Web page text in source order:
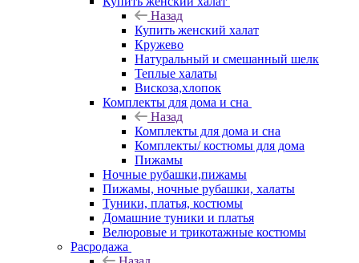
Назад
Купить женский халат
Кружево
Натуральный и смешанный шелк
Теплые халаты
Вискоза,хлопок
Комплекты для дома и сна
Назад
Комплекты для дома и сна
Комплекты/ костюмы для дома
Пижамы
Ночные рубашки,пижамы
Пижамы, ночные рубашки, халаты
Туники, платья, костюмы
Домашние туники и платья
Велюровые и трикотажные костюмы
Расродажа